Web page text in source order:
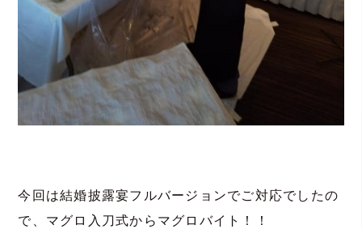
今回は結婚披露宴フルバージョンでご対応でしたの
で、マグロ入刀式からマグロバイト！！